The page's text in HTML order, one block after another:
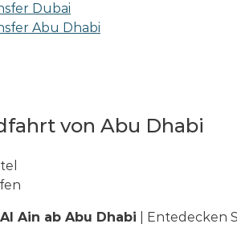
Dubai
Abu Dhabi
von Abu Dhabi
Ain ab Abu Dhabi | Entedecken